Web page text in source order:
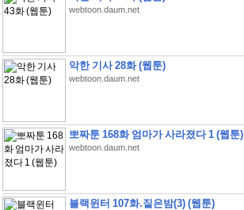
webtoon.daum.net
악한 기사 28화 (웹툰)
webtoon.daum.net
뽀짜툰 168화 엄마가 사라졌다 1 (웹툰)
webtoon.daum.net
블랙윈터 107화.짙은밤(3) (웹툰)